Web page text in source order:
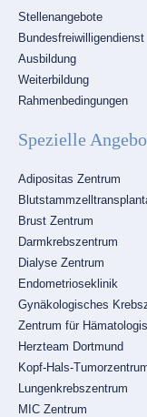
Navigation
überspringen
Stellenangebote
Bundesfreiwilligendienst
Ausbildung
Weiterbildung
Rahmenbedingungen
Spezielle
Navigation
überspringen
Adipositas Zentrum
Brust Zentrum
Darmkrebszentrum
Dialyse Zentrum
Endometrioseklinik
Gynäkologisches
Zentrum für
Herzteam Dortmund
Kopf-Hals-
Lungenkrebszentrum
MIC Zentrum